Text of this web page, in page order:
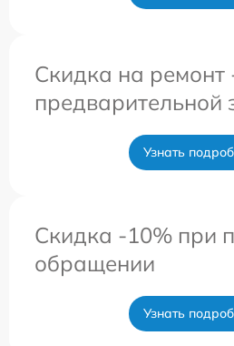
Скидка на ремонт
предварительной
Узнать
Скидка -10% при
обращении
Узнать